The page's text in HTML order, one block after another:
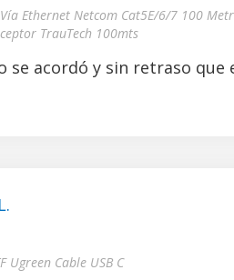
Ethernet Netcom Cat5E/6/7 100
TrauTech 100mts
se acordó y sin retraso que
Ugreen Cable USB C